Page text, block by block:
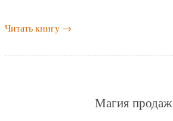
Читать книгу →
Магия продаж